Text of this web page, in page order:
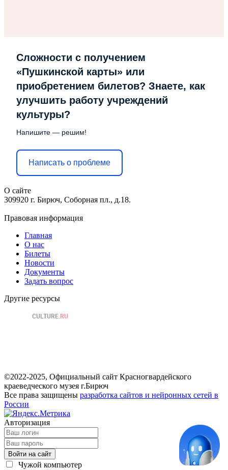
Сложности с получением
«Пушкинской карты» или
приобретением билетов? Знаете, как
улучшить работу учреждений
культуры?
Напишите — решим!
Написать о проблеме
О сайте
309920 г. Бирюч, Соборная пл., д.18.
Правовая информация
Главная
О нас
Билеты
Новости
Документы
Задать вопрос
Другие ресурсы
©2022-2025, Официальный сайт Красногвардейского
краеведческого музея г.Бирюч
Все права защищены разработка сайтов и нейронных сетей в
России
Авторизация
Войти на сайт
Чужой компьютер